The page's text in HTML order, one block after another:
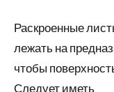
Раскроенные
лежать на
чтобы
Следует иметь